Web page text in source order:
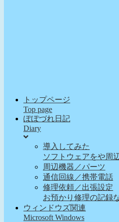
トップページ
Top page
ぽぽづれ日記
Diary
導入してみた
ソフトウェアをや周
周辺機器／パーツ
通信回線／携帯電話
修理依頼／出張設定
お預かり修理の記録
ウィンドウズ関連
Microsoft Windows